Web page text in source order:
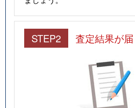
STEP2 査定結果が届